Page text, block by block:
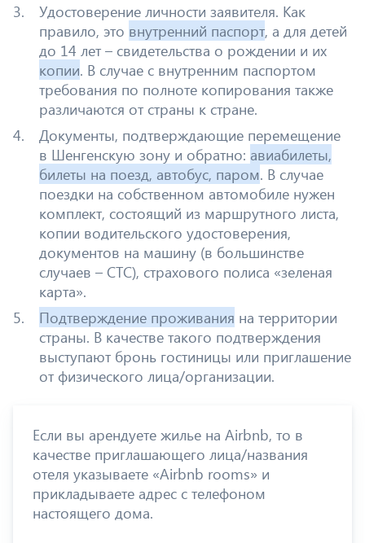
Удостоверение личности заявителя. Как
правило, это внутренний паспорт, а для детей
до 14 лет – свидетельства о рождении и их
копии. В случае с внутренним паспортом
требования по полноте копирования также
различаются от страны к стране.
Документы, подтверждающие перемещение
в Шенгенскую зону и обратно: авиабилеты,
билеты на поезд, автобус, паром. В случае
поездки на собственном автомобиле нужен
комплект, состоящий из маршрутного листа,
копии водительского удостоверения,
документов на машину (в большинстве
случаев – СТС), страхового полиса «зеленая
карта».
Подтверждение проживания на территории
страны. В качестве такого подтверждения
выступают бронь гостиницы или приглашение
от физического лица/организации.
Если вы арендуете жилье на Airbnb, то в
качестве приглашающего лица/названия
отеля указываете «Airbnb rooms» и
прикладываете адрес с телефоном
настоящего дома.